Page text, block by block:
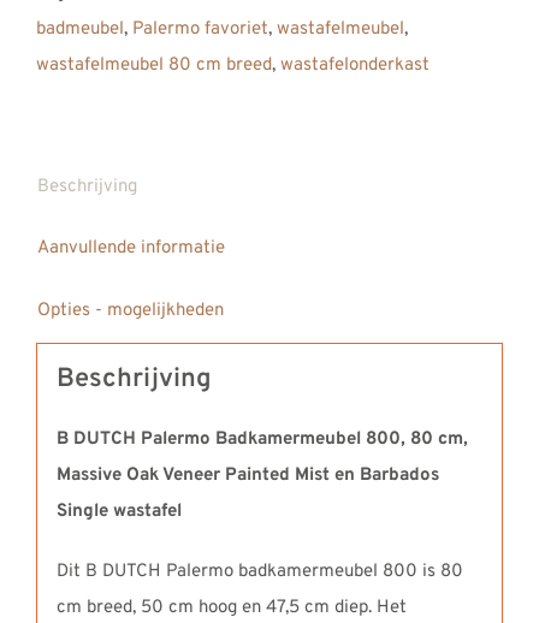
Oak
Painted
Solid
Corian
Single
Barbados
badmeubel, Palermo favoriet, wastafelmeubel,
wastafelmeubel 80 cm breed, wastafelonderkast
Beschrijving
Aanvullende informatie
Opties - mogelijkheden
Beschrijving
B DUTCH Palermo Badkamermeubel 800, 80 cm,
Massive Oak Veneer Painted Mist en Barbados
Single wastafel
Dit B DUTCH Palermo badkamermeubel 800 is 80
cm breed, 50 cm hoog en 47,5 cm diep. Het